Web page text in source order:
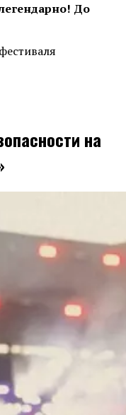
До
на